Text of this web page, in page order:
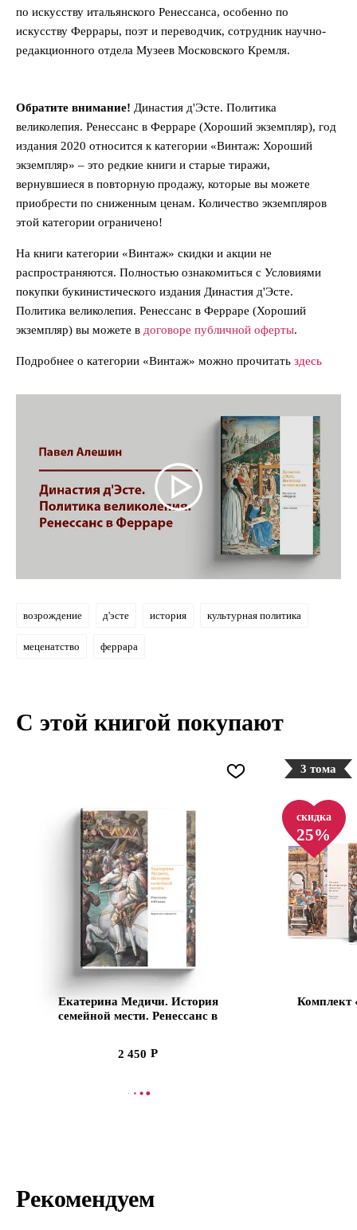
по искусству итальянского Ренессанса, особенно по
искусству Феррары, поэт и переводчик, сотрудник научно-
редакционного отдела Музеев Московского Кремля.
Обратите внимание! Династия д'Эсте. Политика
великолепия. Ренессанс в Ферраре (Хороший экземпляр), год
издания 2020 относится к категории «Винтаж: Хороший
экземпляр» – это редкие книги и старые тиражи,
вернувшиеся в повторную продажу, которые вы можете
приобрести по сниженным ценам. Количество экземпляров
этой категории ограничено!
На книги категории «Винтаж» скидки и акции не
распространяются. Полностью ознакомиться с Условиями
покупки букинистического издания Династия д'Эсте.
Политика великолепия. Ренессанс в Ферраре (Хороший
экземпляр) вы можете в договоре публичной оферты.
Подробнее о категории «Винтаж» можно прочитать здесь
возрождение д'эсте история культурная политика
меценатство феррара
С этой книгой покупают
Екатерина Медичи. История
семейной мести. Ренессанс в
2 450
В КОРЗИНУ
3 тома
скидка
25%
Комплект
Рекомендуем